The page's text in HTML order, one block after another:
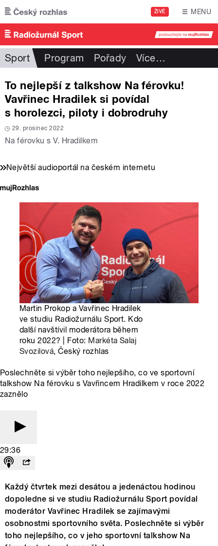
Přejít k hlavnímu obsahu
ŽIVĚ MENU
Sport Program Pořady Více…
To nejlepší z talkshow Na férovku!
Vavřinec Hradilek si povídal
s horolezci, piloty i dobrodruhy
29. prosinec 2022
Na férovku s V. Hradilkem
Největší audioportál na českém internetu
Martin Prokop a Vavřinec Hradilek
ve studiu Radiožurnálu Sport. Kdo
další navštívil moderátora během
roku 2022? | Foto: Markéta Salaj
Svozilová, Český rozhlas
Poslechněte si výběr toho nejlepšího, co ve sportovní
talkshow Na férovku s Vavřincem Hradilkem v roce 2022
zaznělo
29:36
Každý čtvrtek mezi desátou a jedenáctou hodinou
dopoledne si ve studiu Radiožurnálu Sport povídal
moderátor Vavřinec Hradilek se zajímavými
osobnostmi sportovního světa. Poslechněte si výběr
toho nejlepšího, co v jeho sportovní talkshow Na